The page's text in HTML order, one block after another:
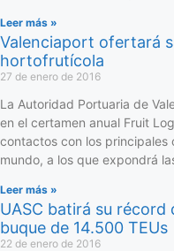
Leer más »
Valenciaport ofertará
hortofrutícola
27 de enero de 2016
La Autoridad Portuaria de
en el certamen anual Fruit
contactos con los principales
mundo, a los que expondrá
Leer más »
UASC batirá su récord
buque de 14.500 TEUs
22 de enero de 2016